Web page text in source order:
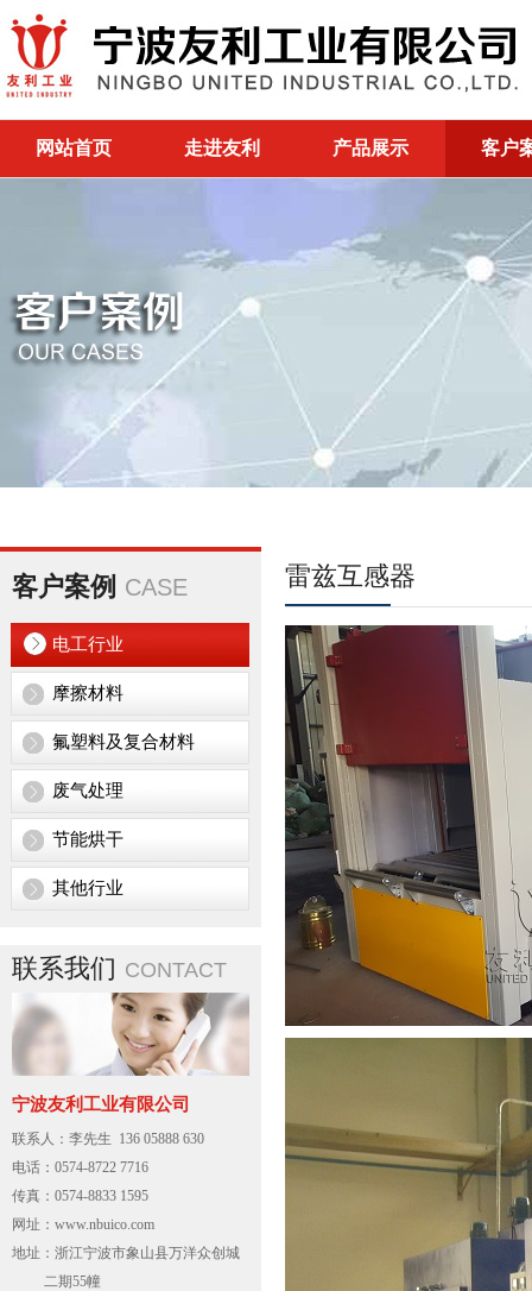
网站首页 走进友利 产品展示 客户
客户案例 CASE
电工行业
摩擦材料
氟塑料及复合材料
废气处理
节能烘干
其他行业
联系我们 CONTACT
US
宁波友利工业有限公司
联系人：李先生 136 05888 630
电话：0574-8722 7716
传真：0574-8833 1595
网址：www.nbuico.com
地址：浙江宁波市象山县万洋众创城
二期55幢
雷兹互感器